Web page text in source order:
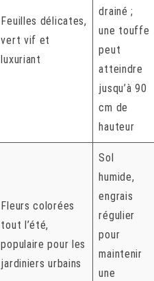
Feuilles délicates,
vert vif et
luxuriant
drainé ;
une touffe
peut
atteindre
jusqu’à 90
cm de
hauteur
Fleurs colorées
tout l’été,
populaire pour les
jardiniers urbains
Sol
humide,
engrais
régulier
pour
maintenir
une